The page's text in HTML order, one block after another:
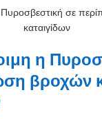
η
βροχών